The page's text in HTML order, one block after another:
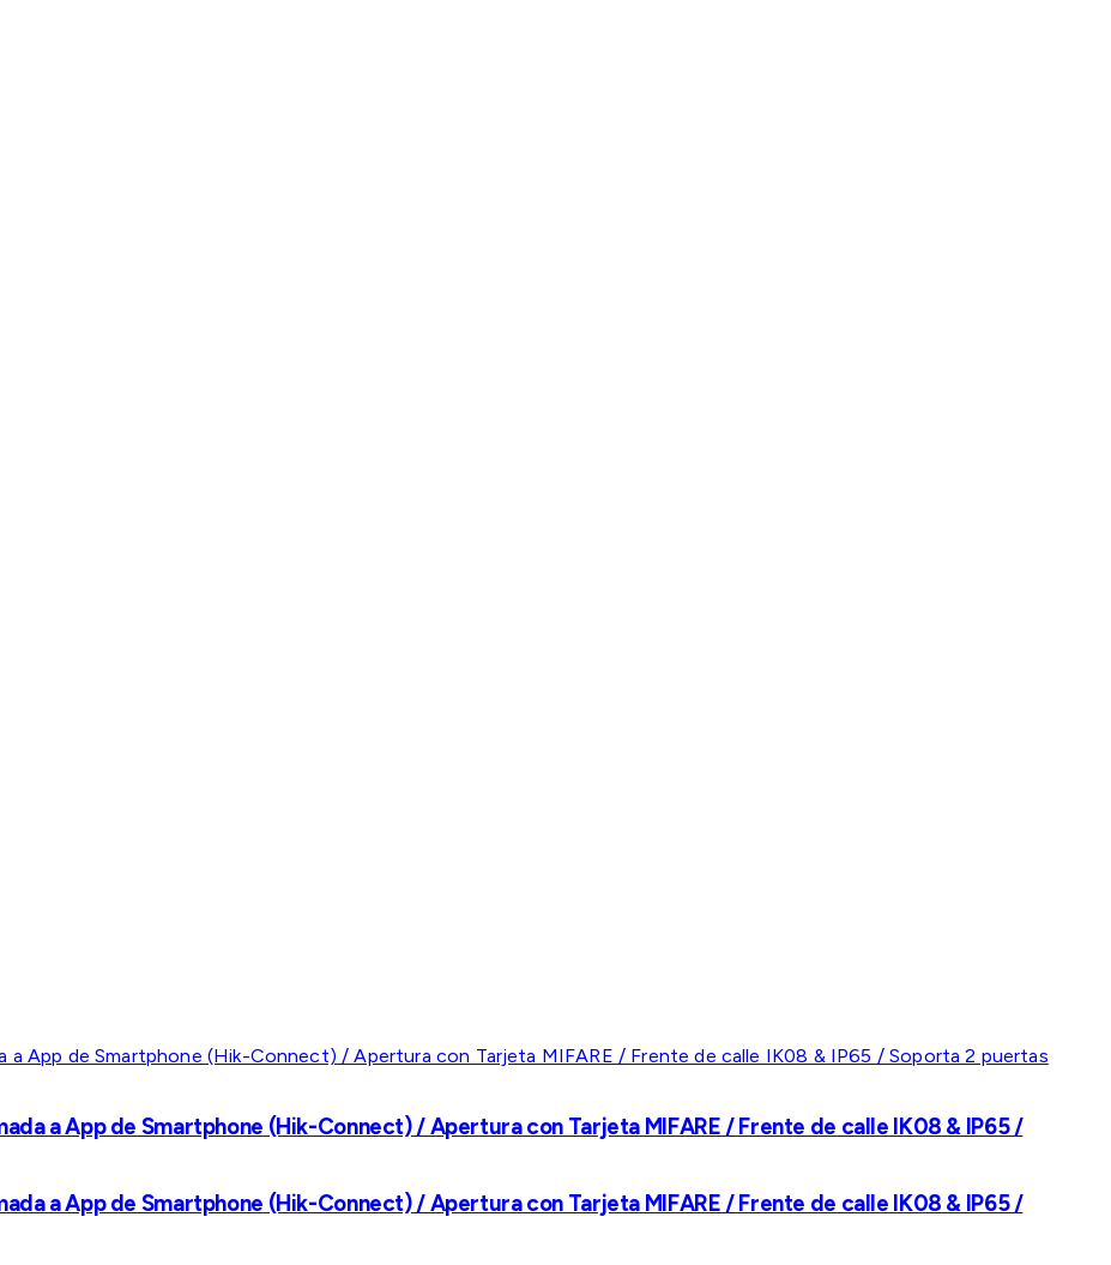
a App de Smartphone (Hik-Connect) / Apertura con Tarjeta MIFARE / Frente de calle IK08 & IP65 /
a App de Smartphone (Hik-Connect) / Apertura con Tarjeta MIFARE / Frente de calle IK08 & IP65 /